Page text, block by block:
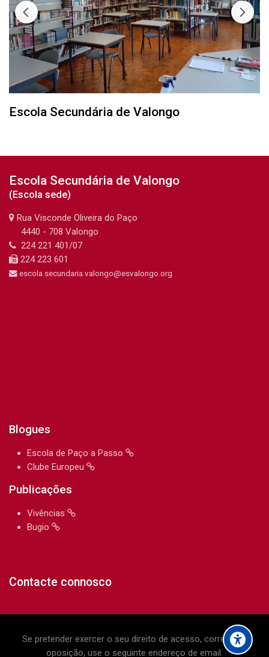
Escola Secundária de Valongo
Anterior
Plano de Ação COVID-19 (SPO)
Biblioteca Escolar (cópia)
Escola Secundária de Valongo
(Escola sede)
Rua Visconde Oliveira do Paço
4440 - 708 Valongo
224 221 401/07
224 223 601
escola.secundaria.valongo@esvalongo.org
Blogues
Escola de Paço a Passo
Clube Europeu
Publicações
Vivências
Bugio
Contacte connosco
Se pretender exercer o seu direito de acesso, correção e
oposição, use o seguinte endereço de email: